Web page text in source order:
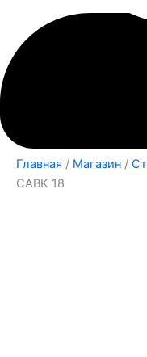
Главная / Магазин /
CABK 18